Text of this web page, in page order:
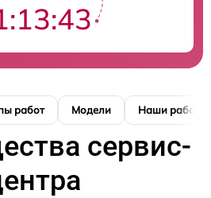
работ Модели Наши работы
сервис-